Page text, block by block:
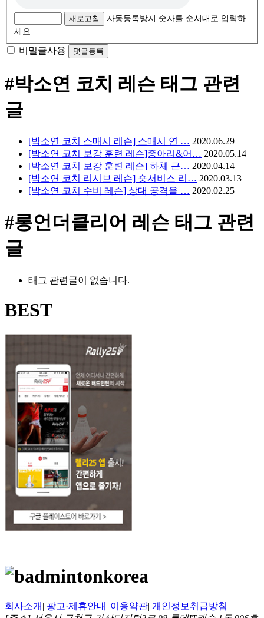
새로고침
자동등록방지 숫자를 순서대로 입력하
세요.
비밀글사용
#박소연 코치 레슨 태그 관련
글
[박소연 코치 스매시 레슨] 스매시 연 … 2020.06.29
[박소연 코치 보강 훈련 레슨]종아리&어… 2020.05.14
[박소연 코치 보강 훈련 레슨] 하체 근… 2020.04.14
[박소연 코치 리시브 레슨] 숏서비스 리… 2020.03.13
[박소연 코치 수비 레슨] 상대 공격을 … 2020.02.25
#롱언더클리어 레슨 태그 관련
글
태그 관련글이 없습니다.
BEST
회사소개 | 광고·제휴안내 | 이용약관| 개인정보취급방침